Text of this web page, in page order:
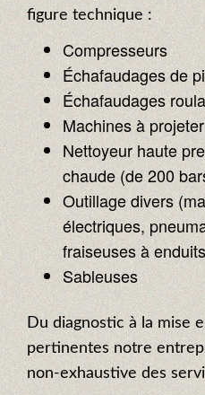
figure technique :
Compresseurs
Échafaudages de
Échafaudages
Machines à projeter
Nettoyeur haute
chaude (de 200
Outillage divers
électriques,
fraiseuses à
Sableuses
Du diagnostic à la mise
pertinentes notre
non-exhaustive des